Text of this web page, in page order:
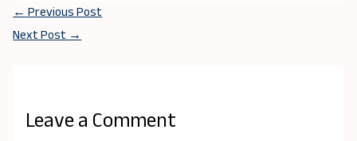
←Previous Post
Next Post→
Leave a Comment